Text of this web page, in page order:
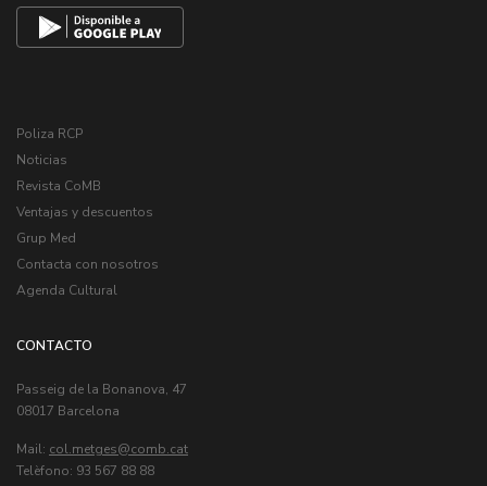
Poliza RCP
Noticias
Revista CoMB
Ventajas y descuentos
Grup Med
Contacta con nosotros
Agenda Cultural
CONTACTO
Passeig de la Bonanova, 47
08017 Barcelona
Mail: col.metges
Telèfono: 93 567 88 88